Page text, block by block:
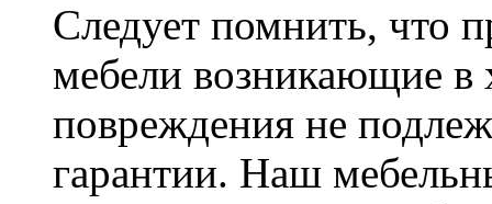
Следует помнить, что
мебели возникающие в
повреждения не
гарантии. Наш